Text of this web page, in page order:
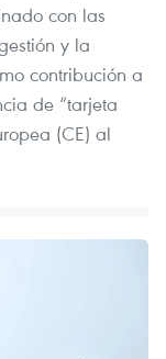
con las
y la
contribución a
de “tarjeta
(CE) al